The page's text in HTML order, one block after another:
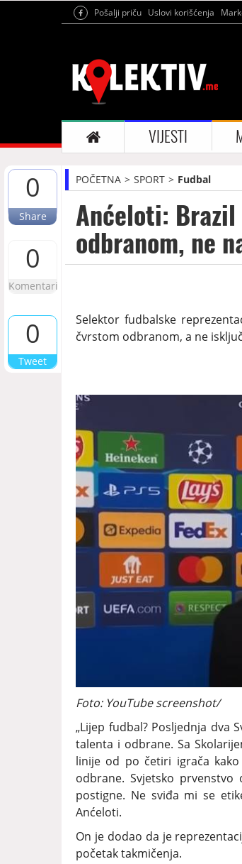
Pošalji priču Uslovi korišćenja
VIJESTI
0
Share
0
Komentari
0
Tweet
POČETNA SPORT Fudbal
Anćeloti: Brazil
odbranom, ne
Selektor fudbalske
čvrstom odbranom, a ne
Foto: YouTube screenshot/
„Lijep fudbal? Posljednja dva
talenta i odbrane. Sa
linije od po četiri igrača
odbrane. Svjetsko
postigne. Ne sviđa mi se
Anćeloti.
On je dodao da je
početak takmičenja.